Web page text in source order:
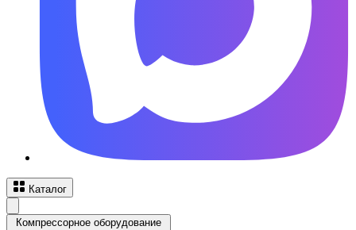
Каталог
Компрессорное оборудование